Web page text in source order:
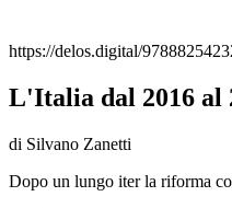
https://delos.digital/
L'Italia dal 2016 al
di Silvano Zanetti
Dopo un lungo iter la riforma